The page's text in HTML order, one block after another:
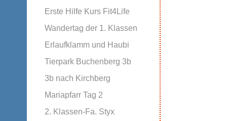
Erste Hilfe Kurs Fit4Life
Wandertag der 1. Klassen
Erlaufklamm und Haubi
Tierpark Buchenberg 3b
3b nach Kirchberg
Mariapfarr Tag 2
2. Klassen-Fa. Styx